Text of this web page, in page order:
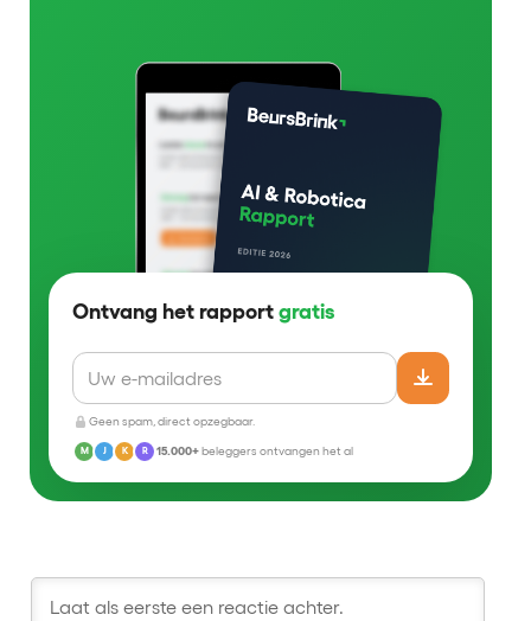
Ontvang het rapport gratis
Geen spam, direct opzegbaar.
M J K R 15.000+beleggers ontvangen het al